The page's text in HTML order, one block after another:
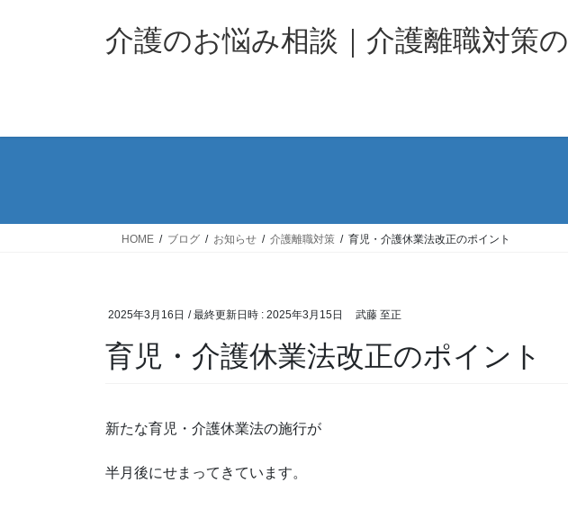
ス
ン
介護のお悩み相談｜介護離職対
HOME ブログ お知らせ 介護離職対策 育児・介護休業法改正のポイント
2025年3月16日 / 最終更新日時 : 2025年3月15日 武藤 至正
育児・介護休業法改正のポイント
新たな育児・介護休業法の施行が
半月後にせまってきています。